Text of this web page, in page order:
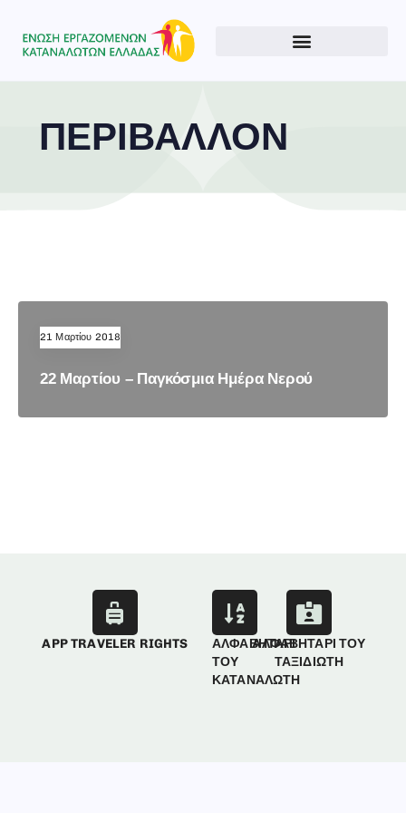
ΠΕΡΙΒΑΛΛΟΝ
21 Μαρτίου 2018
22 Μαρτίου – Παγκόσμια Ημέρα Νερού
APP TRAVELER RIGHTS
ΑΛΦΑΒΗΤΑΡΙ
ΤΟΥ
ΚΑΤΑΝΑΛΩΤΗ
ΑΛΦΑΒΗΤΑΡΙ ΤΟΥ
ΤΑΞΙΔΙΩΤΗ
Type and hit enter